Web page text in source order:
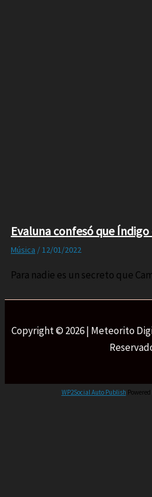
Evaluna confesó que
Música /12/01/2022
Para nadie es un secreto que
Copyright © 2026 | Meteorito
WP2Social Auto Publish Powered